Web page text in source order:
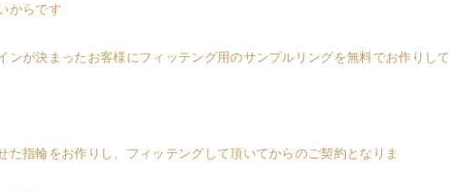
からです
ンが決まったお客様にフィッテング用のサンプルリングを無料でお作りして
た指輪をお作りし、フィッテングして頂いてからのご契約となりま